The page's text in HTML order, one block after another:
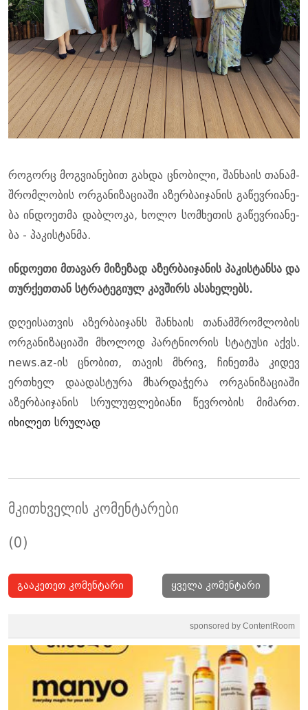
რო­გორც მოგ­ვი­ა­ნე­ბით გახ­და ცნო­ბი­ლი, შან­ხა­ის თა­ნამ­
შრომ­ლო­ბის ორ­გა­ნი­ზა­ცი­ა­ში აზერ­ბა­ი­ჯა­ნის გა­წევ­რი­ა­ნე­
ბა ინ­დო­ეთ­მა დაბ­ლო­კა, ხოლო სომ­ხე­თის გა­წევ­რი­ა­ნე­
ბა - პა­კის­ტან­მა.
ინ­დო­ე­თი მთა­ვარ მი­ზე­ზად აზერ­ბა­ი­ჯა­ნის პა­კის­ტან­სა და
თურ­ქეთ­თან სტრა­ტე­გი­ულ კავ­შირს ასა­ხე­ლებს.
დღე­ი­სათ­ვის აზერ­ბა­ი­ჯანს შან­ხა­ის თა­ნამ­შრომ­ლო­ბის
ორ­გა­ნი­ზა­ცი­ა­ში მხო­ლოდ პარტნი­ო­რის სტა­ტუ­სი აქვს.
news.az-ის ცნო­ბით, თა­ვის მხრივ, ჩი­ნეთ­მა კი­დევ
ერთხელ და­ა­დას­ტუ­რა მხარ­და­ჭე­რა ორ­გა­ნი­ზა­ცი­ა­ში
აზერ­ბა­ი­ჯა­ნის სრუ­ლუფ­ლე­ბი­ა­ნი წევ­რო­ბის მი­მართ.
იხილეთ სრულად
მკითხველის კომენტარები
(0)
გააკეთეთ კომენტარი ყველა კომენტარი
sponsored by ContentRoom